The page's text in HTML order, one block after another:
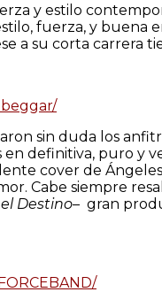
y estilo
fuerza, y buena
a su corta carrera
sin duda los
definitiva, puro y
cover de
Cabe siempre
Destino– gran